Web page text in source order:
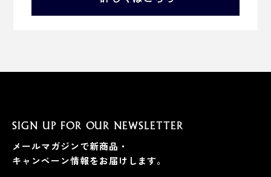
SIGN UP FOR OUR NEWSLETTER
メールマガジンで新商品・
キャンペーン情報をお届けします。